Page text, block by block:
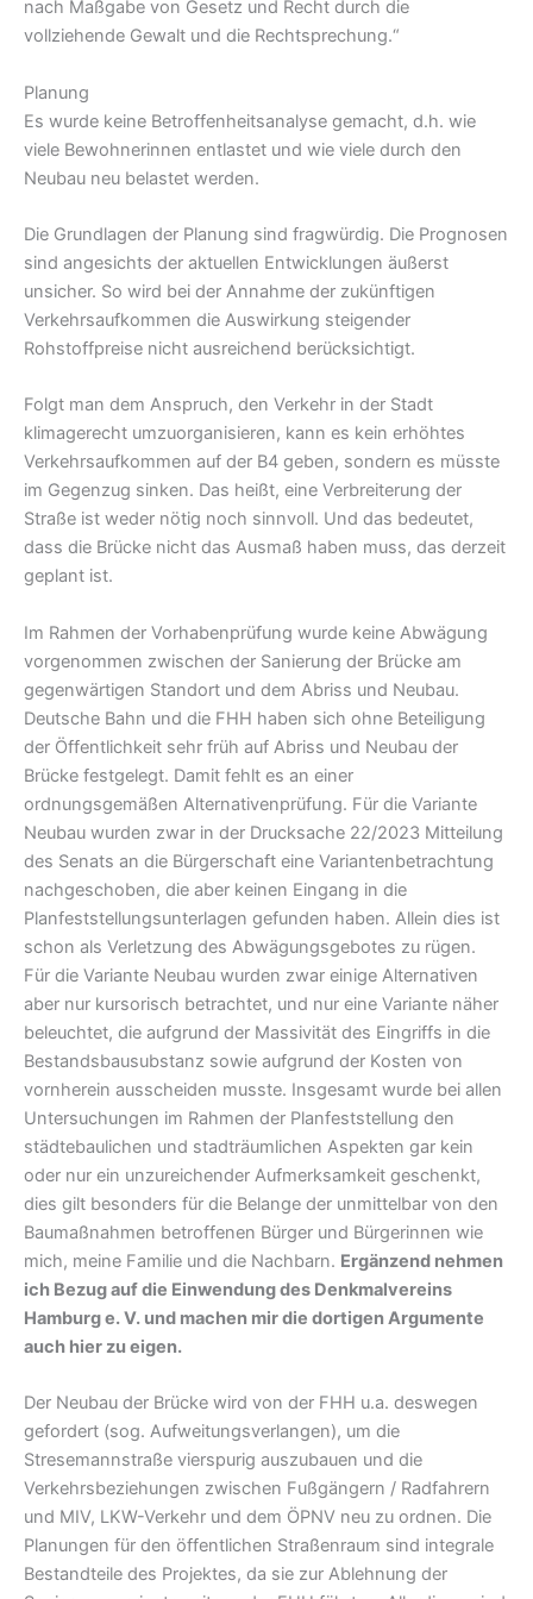
nach Maßgabe von Gesetz und Recht durch die
vollziehende Gewalt und die Rechtsprechung.“
Planung
Es wurde keine Betroffenheitsanalyse gemacht, d.h. wie
viele Bewohnerinnen entlastet und wie viele durch den
Neubau neu belastet werden.
Die Grundlagen der Planung sind fragwürdig. Die Prognosen
sind angesichts der aktuellen Entwicklungen äußerst
unsicher. So wird bei der Annahme der zukünftigen
Verkehrsaufkommen die Auswirkung steigender
Rohstoffpreise nicht ausreichend berücksichtigt.
Folgt man dem Anspruch, den Verkehr in der Stadt
klimagerecht umzuorganisieren, kann es kein erhöhtes
Verkehrsaufkommen auf der B4 geben, sondern es müsste
im Gegenzug sinken. Das heißt, eine Verbreiterung der
Straße ist weder nötig noch sinnvoll. Und das bedeutet,
dass die Brücke nicht das Ausmaß haben muss, das derzeit
geplant ist.
Im Rahmen der Vorhabenprüfung wurde keine Abwägung
vorgenommen zwischen der Sanierung der Brücke am
gegenwärtigen Standort und dem Abriss und Neubau.
Deutsche Bahn und die FHH haben sich ohne Beteiligung
der Öffentlichkeit sehr früh auf Abriss und Neubau der
Brücke festgelegt. Damit fehlt es an einer
ordnungsgemäßen Alternativenprüfung. Für die Variante
Neubau wurden zwar in der Drucksache 22/2023 Mitteilung
des Senats an die Bürgerschaft eine Variantenbetrachtung
nachgeschoben, die aber keinen Eingang in die
Planfeststellungsunterlagen gefunden haben. Allein dies ist
schon als Verletzung des Abwägungsgebotes zu rügen.
Für die Variante Neubau wurden zwar einige Alternativen
aber nur kursorisch betrachtet, und nur eine Variante näher
beleuchtet, die aufgrund der Massivität des Eingriffs in die
Bestandsbausubstanz sowie aufgrund der Kosten von
vornherein ausscheiden musste. Insgesamt wurde bei allen
Untersuchungen im Rahmen der Planfeststellung den
städtebaulichen und stadträumlichen Aspekten gar kein
oder nur ein unzureichender Aufmerksamkeit geschenkt,
dies gilt besonders für die Belange der unmittelbar von den
Baumaßnahmen betroffenen Bürger und Bürgerinnen wie
mich, meine Familie und die Nachbarn. Ergänzend nehmen
ich Bezug auf die Einwendung des Denkmalvereins
Hamburg e. V. und machen mir die dortigen Argumente
auch hier zu eigen.
Der Neubau der Brücke wird von der FHH u.a. deswegen
gefordert (sog. Aufweitungsverlangen), um die
Stresemannstraße vierspurig auszubauen und die
Verkehrsbeziehungen zwischen Fußgängern / Radfahrern
und MIV, LKW-Verkehr und dem ÖPNV neu zu ordnen. Die
Planungen für den öffentlichen Straßenraum sind integrale
Bestandteile des Projektes, da sie zur Ablehnung der